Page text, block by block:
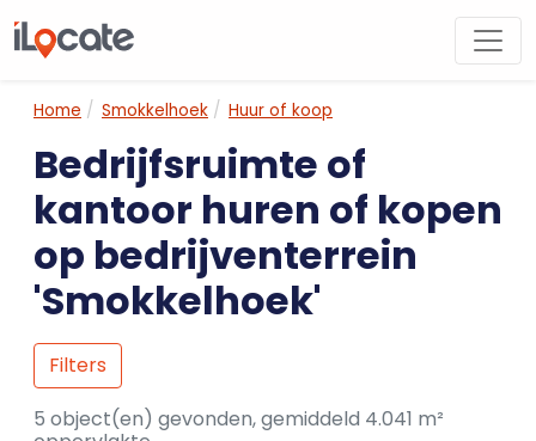
Home Smokkelhoek Huur of koop
Bedrijfsruimte of
kantoor huren of kopen
op bedrijventerrein
'Smokkelhoek'
Filters
5 object(en) gevonden, gemiddeld 4.041 m²